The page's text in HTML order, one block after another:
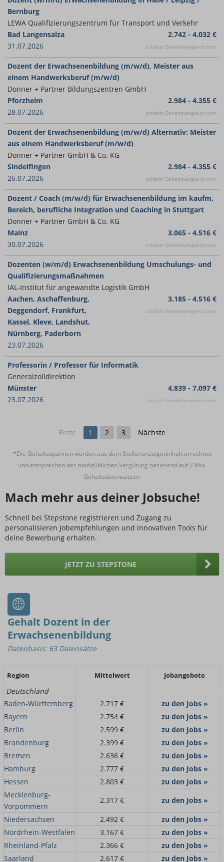
Bernburg
LEWA Qualifizierungszentrum für Transport und Verkehr
Bad Langensalza
31.07.2026
2.742 - 4.032 €
schätzt Gehaltsvergleich.com
Dozent der Erwachsenenbildung (m/w/d), Meister aus
einem Handwerksberuf (m/w/d)
Donner + Partner Bildungszentren GmbH
Pforzheim
28.07.2026
2.984 - 4.355 €
schätzt Gehaltsvergleich.com
Dozent der Erwachsenenbildung (m/w/d) Alternativ: Meister
aus einem Handwerksberuf (m/w/d)
Donner + Partner GmbH & Co. KG
Sindelfingen
26.07.2026
2.984 - 4.355 €
schätzt Gehaltsvergleich.com
Dozent / Coach (m/w/d) für Erwachsenenbildung im kaufm.
Bereich, berufliche Integration und Coaching in Stuttgart
Donner + Partner GmbH & Co. KG
Mainz
30.07.2026
3.065 - 4.516 €
schätzt Gehaltsvergleich.com
Dozenten (w/m/d) Erwachsenenbildung Umschulungs- und
Qualifizierungsmaßnahmen
IAL-Institut für angewandte Logistik GmbH
Aachen, Aschaffenburg,
Deggendorf, Frankfurt,
Kassel, Kleve, Landshut,
Nürnberg, Paderborn
23.07.2026
3.185 - 4.516 €
schätzt Gehaltsvergleich.com
Professorin / Professor für Informatik
Generalzolldirektion
Münster
23.07.2026
4.839 - 7.097 €
schätzt Gehaltsvergleich.com
Erste 1 2 3 Nächste
*Die Gehaltsspannen werden aus dem Stellenanzeigeninhalt errechnet
und entsprechen der marktüblichen Vergütung basierend auf 2 Mio.
Gehaltsdatensätzen.
Mach mehr aus deiner Jobsuche!
Schnell bei Stepstone registrieren und Zugang zu
personalisieren Jobempfehlungen und innovativen Tools für
deine Bewerbung erhalten.
JETZT ZU STEPSTONE
Gehalt Dozent in der
Erwachsenenbildung
Datenbasis: 63 Datensätze
Region Mittelwert Jobangebote
Deutschland
Baden-Württemberg
2.717 €
zu den Jobs »
Bayern
2.754 €
zu den Jobs »
Berlin
2.599 €
zu den Jobs »
Brandenburg
2.399 €
zu den Jobs »
Bremen
2.636 €
zu den Jobs »
Hamburg
2.777 €
zu den Jobs »
Hessen
2.803 €
zu den Jobs »
Mecklenburg-
Vorpommern
2.317 €
zu den Jobs »
Niedersachsen
2.492 €
zu den Jobs »
Nordrhein-Westfalen
3.167 €
zu den Jobs »
Rheinland-Pfalz
2.366 €
zu den Jobs »
Saarland
2.617 € zu den Jobs »